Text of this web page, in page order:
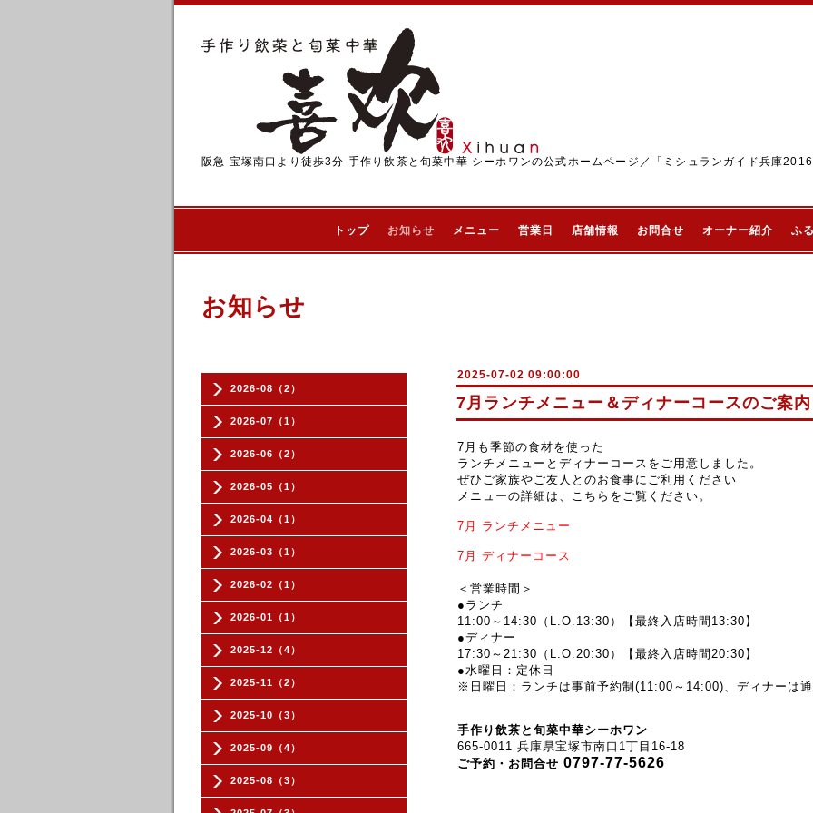
阪急 宝塚南口より徒歩3分 手作り飲茶と旬菜中華 シーホワンの公式ホームページ／「ミシュランガイド兵庫
トップ お知らせ メニュー 営業日 店舗情報 お問合せ オーナー紹介 ふ
2026-08（2）
2026-07（1）
2026-06（2）
2026-05（1）
2026-04（1）
2026-03（1）
2026-02（1）
2026-01（1）
2025-12（4）
2025-11（2）
2025-10（3）
2025-09（4）
2025-08（3）
お知らせ
2025-07-02 09:00:00
7月ランチメニュー＆ディナーコースのご案内
7月も季節の食材を使った
ランチメニューとディナーコースをご用意しました。
ぜひご家族やご友人とのお食事にご利用ください
メニューの詳細は、こちらをご覧ください。
7月 ランチメニュー
7月 ディナーコース
＜営業時間＞
●ランチ
11:00～14:30（L.O.13:30）【最終入店時間13:30】
●ディナー
17:30～21:30 （L.O.20:30）【最終入店時間20:30】
●水曜日：定休日
※日曜日：ランチは事前予約制(11:00～14:00)、ディナーは
手作り飲茶と旬菜中華シーホワン
665-0011 兵庫県宝塚市南口1丁目16-18
ご予約・お問合せ 0797-77-5626